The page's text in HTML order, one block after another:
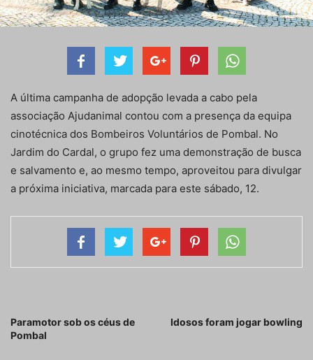
A última campanha de adopção levada a cabo pela
associação Ajudanimal contou com a presença da equipa
cinotécnica dos Bombeiros Voluntários de Pombal. No
Jardim do Cardal, o grupo fez uma demonstração de busca
e salvamento e, ao mesmo tempo, aproveitou para divulgar
a próxima iniciativa, marcada para este sábado, 12.
Paramotor sob os céus de
Pombal
Idosos foram jogar bowling